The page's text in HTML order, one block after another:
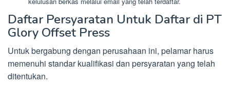
Daftar Persyaratan Untuk Daftar di PT
Glory Offset Press
Untuk bergabung dengan perusahaan ini, pelamar harus
memenuhi standar kualifikasi dan persyaratan yang telah
ditentukan.